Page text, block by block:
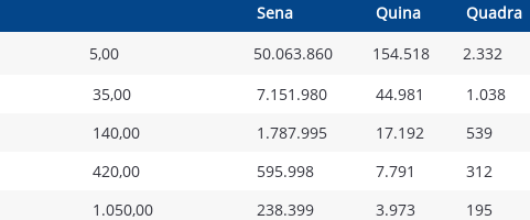
Sena
Quina
Quadra
5,00 50.063.860 154.518
2.332
35,00 7.151.980 44.981
1.038
140,00 1.787.995 17.192
539
420,00 595.998 7.791
312
1.050,00 238.399 3.973
195